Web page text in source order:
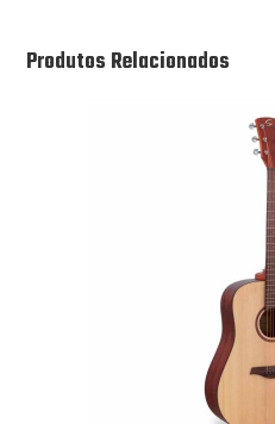
Produtos Relacionados